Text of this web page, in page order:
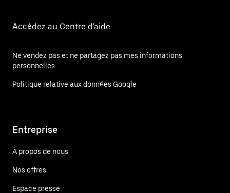
Accédez au Centre d'aide
Ne vendez pas et ne partagez pas mes informations
personnelles.
Politique relative aux données Google
Entreprise
À propos de nous
Nos offres
Espace presse